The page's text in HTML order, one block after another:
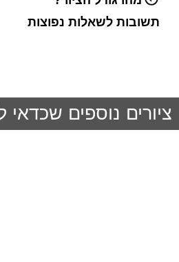
תשובות לשאלות נפוצות
ציורים נוספים שכדאי